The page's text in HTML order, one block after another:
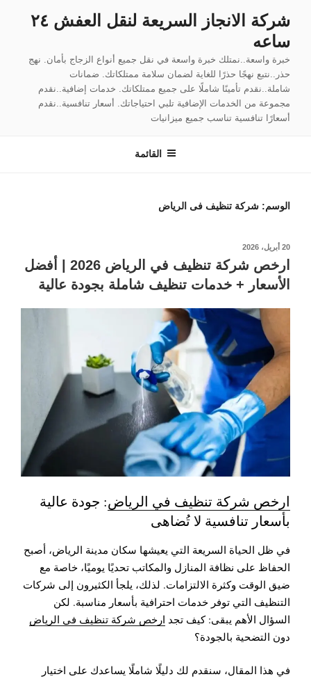
المحتوى
شركة الانجاز السريعة لنقل العفش ٢٤
ساعه
خبرة واسعة..نمتلك خبرة واسعة في نقل جميع أنواع الزجاج بأمان. نهج
حذر..نتبع نهجًا حذرًا للغاية لضمان سلامة ممتلكاتك. ضمانات
شاملة..نقدم تأمينًا شاملًا على جميع ممتلكاتك. خدمات إضافية..نقدم
مجموعة من الخدمات الإضافية تلبي احتياجاتك. أسعار تنافسية..نقدم
أسعارًا تنافسية تناسب جميع ميزانيات
القائمة
الوسم: شركة تنظيف فى الرياض
نُشر
في
20 أبريل، 2026
ارخص شركة تنظيف في الرياض 2026 | أفضل
الأسعار + خدمات تنظيف شاملة بجودة عالية
ارخص شركة تنظيف في الرياض: جودة عالية
بأسعار تنافسية لا تُضاهى
في ظل الحياة السريعة التي يعيشها سكان مدينة الرياض، أصبح
الحفاظ على نظافة المنازل والمكاتب تحديًا يوميًا، خاصة مع
ضيق الوقت وكثرة الالتزامات. لذلك، يلجأ الكثيرون إلى شركات
التنظيف التي توفر خدمات احترافية بأسعار مناسبة. لكن
السؤال الأهم يبقى: كيف تجد ارخص شركة تنظيف في الرياض
دون التضحية بالجودة؟
في هذا المقال، سنقدم لك دليلًا شاملًا يساعدك على اختيار